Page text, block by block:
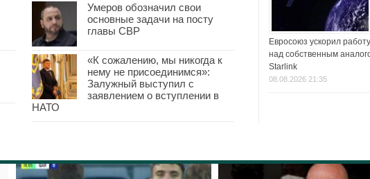
Умеров обозначил свои
основные задачи на посту
главы СВР
«К сожалению, мы никогда к
нему не присоединимся»:
Залужный выступил с
заявлением о вступлении в
НАТО
Евросоюз ускорил работу
над собственным
Starlink
08.08.2026 21:35